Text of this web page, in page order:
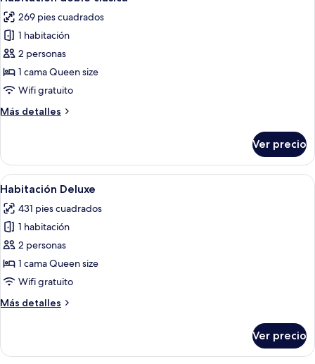
todas
las
fotos
de
Habitación
doble
269 pies cuadrados
1 habitación
2 personas
1 cama Queen size
Wifi gratuito
Más detalles
Más
doble
clásica
Ver precio
Abrir
todas
las
fotos
de
Habitación
Deluxe
Una cama con dosel con una colcha
2
Habitación Deluxe
431 pies cuadrados
1 habitación
2 personas
1 cama Queen size
Wifi gratuito
Más detalles
Más
Deluxe
Ver precio